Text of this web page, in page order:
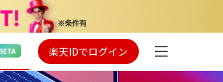
楽天IDでログイン